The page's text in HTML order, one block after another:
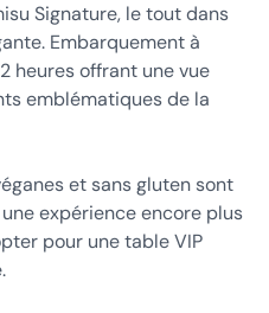
Signature, le tout dans
Embarquement à
heures offrant une vue
emblématiques de la
et sans gluten sont
expérience encore plus
pour une table VIP